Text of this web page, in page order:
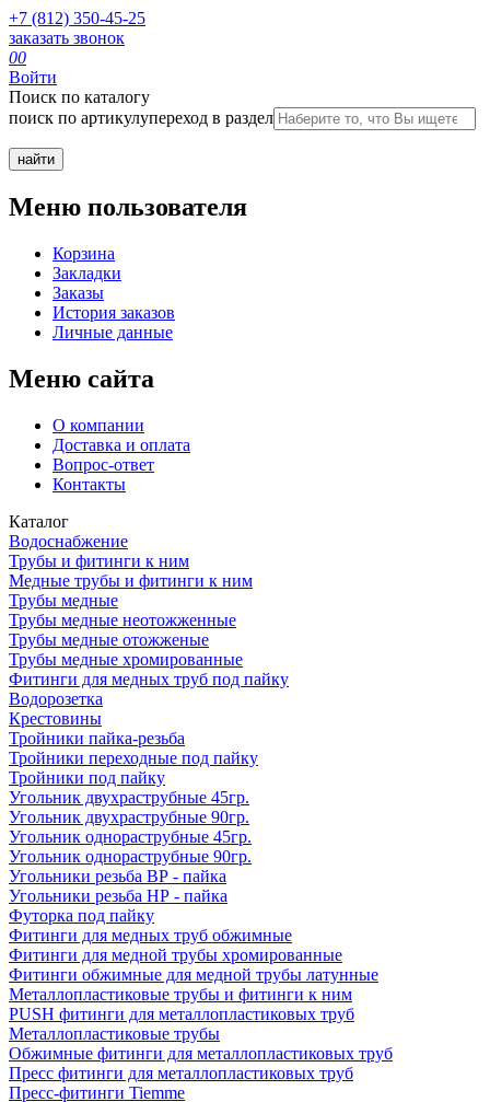
+7 (812) 350-45-25
заказать звонок
00
Войти
Поиск по каталогу
поиск по артикулупереход в раздел
Меню пользователя
Корзина
Закладки
Заказы
История заказов
Личные данные
Меню сайта
О компании
Доставка и оплата
Вопрос-ответ
Контакты
Каталог
Водоснабжение
Трубы и фитинги к ним
Медные трубы и фитинги к ним
Трубы медные
Трубы медные неотожженные
Трубы медные отожженые
Трубы медные хромированные
Фитинги для медных труб под пайку
Водорозетка
Крестовины
Тройники пайка-резьба
Тройники переходные под пайку
Тройники под пайку
Угольник двухраструбные 45гр.
Угольник двухраструбные 90гр.
Угольник однораструбные 45гр.
Угольник однораструбные 90гр.
Угольники резьба ВР - пайка
Угольники резьба НР - пайка
Футорка под пайку
Фитинги для медных труб обжимные
Фитинги для медной трубы хромированные
Фитинги обжимные для медной трубы латунные
Металлопластиковые трубы и фитинги к ним
PUSH фитинги для металлопластиковых труб
Металлопластиковые трубы
Обжимные фитинги для металлопластиковых труб
Пресс фитинги для металлопластиковых труб
Пресс-фитинги Tiemme